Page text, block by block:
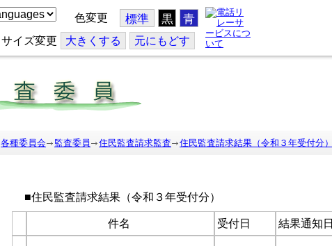
色変更 標準 黒 青
サイズ変更 大きくする 元にもどす
各種委員会 監査委員 住民監査請求監査 住民監査請求結果（令和３年受付分）
■住民監査請求結果（令和３年受付分）
件名 受付日 結果通知日